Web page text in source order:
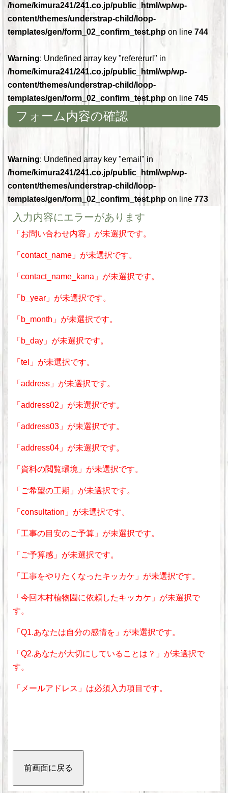
/home/kimura241/241.co.jp/public_html/wp/wp-
content/themes/understrap-child/loop-
templates/gen/form_02_confirm_test.php on line 744
Warning: Undefined array key "refererurl" in
/home/kimura241/241.co.jp/public_html/wp/wp-
content/themes/understrap-child/loop-
templates/gen/form_02_confirm_test.php on line 745
フォーム内容の確認
Warning: Undefined array key "email" in
/home/kimura241/241.co.jp/public_html/wp/wp-
content/themes/understrap-child/loop-
templates/gen/form_02_confirm_test.php on line 773
入力内容にエラーがあります
「お問い合わせ内容」が未選択です。
「contact_name」が未選択です。
「contact_name_kana」が未選択です。
「b_year」が未選択です。
「b_month」が未選択です。
「b_day」が未選択です。
「tel」が未選択です。
「address」が未選択です。
「address02」が未選択です。
「address03」が未選択です。
「address04」が未選択です。
「資料の閲覧環境」が未選択です。
「ご希望の工期」が未選択です。
「consultation」が未選択です。
「工事の目安のご予算」が未選択です。
「ご予算感」が未選択です。
「工事をやりたくなったキッカケ」が未選択です。
「今回木村植物園に依頼したキッカケ」が未選択で
す。
「Q1.あなたは自分の感情を」が未選択です。
「Q2.あなたが大切にしていることは？」が未選択で
す。
「メールアドレス」は必須入力項目です。